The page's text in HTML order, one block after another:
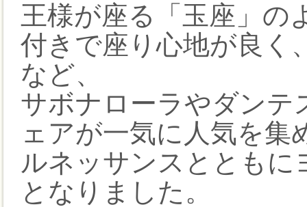
王様が座る「玉座」の
付きで座り心地が良く
など、
サボナローラやダンテ
ェアが一気に人気を集
ルネッサンスとともに
となりました。